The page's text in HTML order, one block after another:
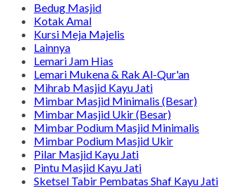
Bedug Masjid
Kotak Amal
Kursi Meja Majelis
Lainnya
Lemari Jam Hias
Lemari Mukena & Rak Al-Qur'an
Mihrab Masjid Kayu Jati
Mimbar Masjid Minimalis (Besar)
Mimbar Masjid Ukir (Besar)
Mimbar Podium Masjid Minimalis
Mimbar Podium Masjid Ukir
Pilar Masjid Kayu Jati
Pintu Masjid Kayu Jati
Sketsel Tabir Pembatas Shaf Kayu Jati